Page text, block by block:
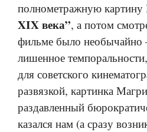
полнометражную
XIX века”, а потом
фильме было необычайно
лишенное
для советского
развязкой, картинка
раздавленный
казался нам (а сразу